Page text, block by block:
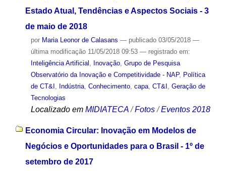
Estado Atual, Tendências e Aspectos Sociais - 3
de maio de 2018
por Maria Leonor de Calasans — publicado03/05/2018 —
última modificação11/05/2018 09:53 — registrado em:
Inteligência Artificial
Inovação, Grupo de Pesquisa
Observatório da Inovação e Competitividade - NAP, Política
de CT&I
Indústria, Conhecimento, capa, CT&I Geração de
Tecnologias
Localizado em MIDIATECA /Fotos /Eventos 2018
Economia Circular: Inovação em Modelos de
Negócios e Oportunidades para o Brasil - 1º de
setembro de 2017